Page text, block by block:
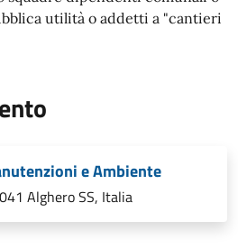
utilità o addetti a "cantieri
e Ambiente
Alghero SS, Italia